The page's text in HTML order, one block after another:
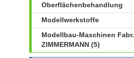
Oberflächenbehandlung
Modellwerkstoffe
Modellbau-Maschinen Fabr.
ZIMMERMANN (5)